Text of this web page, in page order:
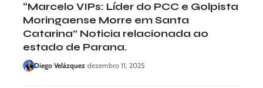
“Marcelo VIPs: Líder do PCC e Golpista
Moringaense Morre em Santa
Catarina” Noticia relacionada ao
estado de Parana.
Diego Velázquez dezembro 11, 2025